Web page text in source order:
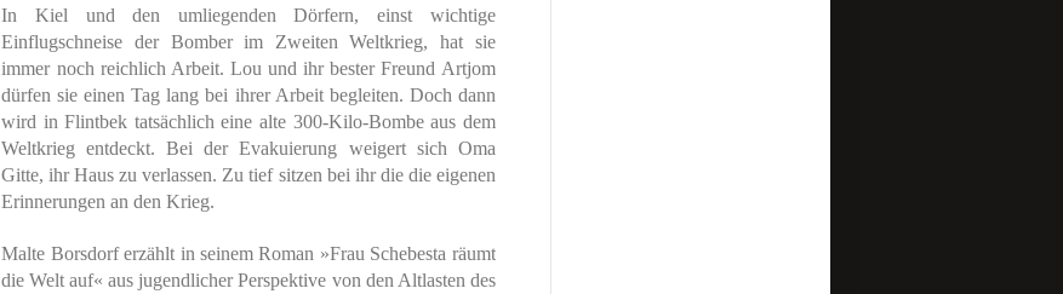
In Kiel und den umliegenden Dörfern, einst wichtige
Einflugschneise der Bomber im Zweiten Weltkrieg, hat sie
immer noch reichlich Arbeit. Lou und ihr bester Freund Artjom
dürfen sie einen Tag lang bei ihrer Arbeit begleiten. Doch dann
wird in Flintbek tatsächlich eine alte 300-Kilo-Bombe aus dem
Weltkrieg entdeckt. Bei der Evakuierung weigert sich Oma
Gitte, ihr Haus zu verlassen. Zu tief sitzen bei ihr die die eigenen
Erinnerungen an den Krieg.
Malte Borsdorf erzählt in seinem Roman »Frau Schebesta räumt
die Welt auf« aus jugendlicher Perspektive von den Altlasten des